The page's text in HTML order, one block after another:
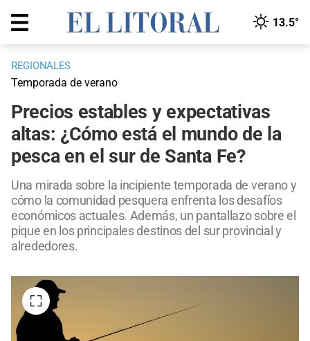
13.5°
REGIONALES
Temporada de verano
Precios estables y expectativas
altas: ¿Cómo está el mundo de la
pesca en el sur de Santa Fe?
Una mirada sobre la incipiente temporada de verano y
cómo la comunidad pesquera enfrenta los desafíos
económicos actuales. Además, un pantallazo sobre el
pique en los principales destinos del sur provincial y
alrededores.